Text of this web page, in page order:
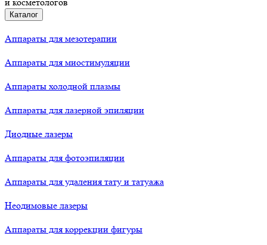
Каталог
Аппараты для мезотерапии
Аппараты для миостимуляции
Аппараты холодной плазмы
Аппараты для лазерной эпиляции
Диодные лазеры
Аппараты для фотоэпиляции
Аппараты для удаления тату и татуажа
Неодимовые лазеры
Аппараты для коррекции фигуры